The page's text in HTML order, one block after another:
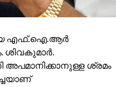
എഫ്.ഐ.​ആർ
ശിവകുമാർ.
അപമാനിക്കാനുള്ള ശ്രമം